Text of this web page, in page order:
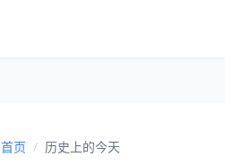
首页 / 历史上的今天